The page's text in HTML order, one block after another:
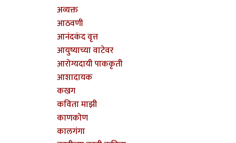
अव्यक्त
आठवणी
आनंदकंद वृत्त
आयुष्याच्या वाटेवर
आरोग्यदायी पाककृती
आशादायक
कखग
कविता माझी
काणकोण
कालगंगा